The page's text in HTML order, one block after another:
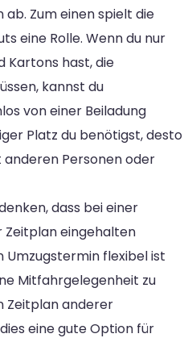
Zum einen spielt die
eine Rolle. Wenn du nur
Kartons hast, die
kannst du
von einer Beiladung
Platz du benötigst, desto
Personen oder
dass bei einer
Zeitplan eingehalten
Umzugstermin flexibel ist
Mitfahrgelegenheit zu
Zeitplan anderer
eine gute Option für